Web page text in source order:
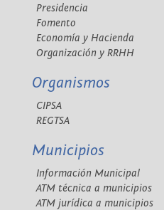
Presidencia
Fomento
Economía y Hacienda
Organización y RRHH
Organismos
CIPSA
REGTSA
Municipios
Información Municipal
ATM técnica a municipios
ATM jurídica a municipios